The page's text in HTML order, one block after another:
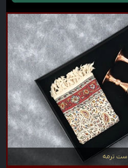
ست ترمه